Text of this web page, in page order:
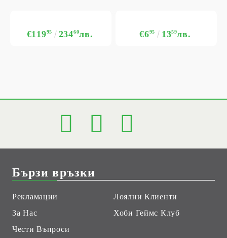
€11995 23460лв. €695 1359лв.
Бързи връзки
Рекламации
За Нас
Чести Въпроси
Лоялни Клиенти
Хоби Геймс Клуб